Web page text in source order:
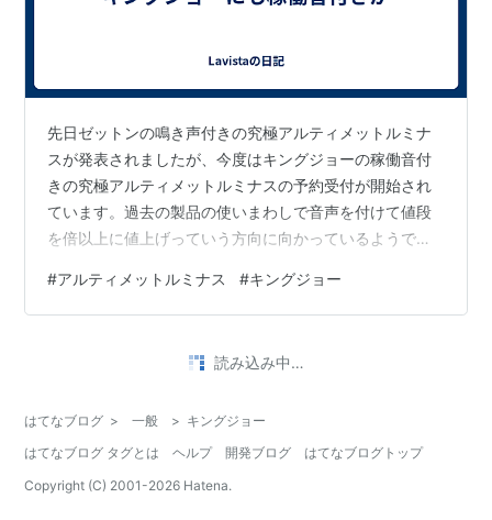
先日ゼットンの鳴き声付きの究極アルティメットルミナ
スが発表されましたが、今度はキングジョーの稼働音付
きの究極アルティメットルミナスの予約受付が開始され
ています。過去の製品の使いまわしで音声を付けて値段
を倍以上に値上げっていう方向に向かっているようです
ーも予約はするとは思いますが、多分ここまででしょう
(いやバルタンがあの笑っているような声がでるなら買う
は処分するかな。もしザラブを発売するなら劇中のセリ
【2023年11月9日追記】過去にアルテ…
#アルティメットルミナス #キングジョー
読み込み中…
はてなブログ > 一般 > キングジョー
はてなブログ タグとは
ヘルプ 開発ブログ
はてなブログトップ
Copyright (C) 2001-2026 Hatena.